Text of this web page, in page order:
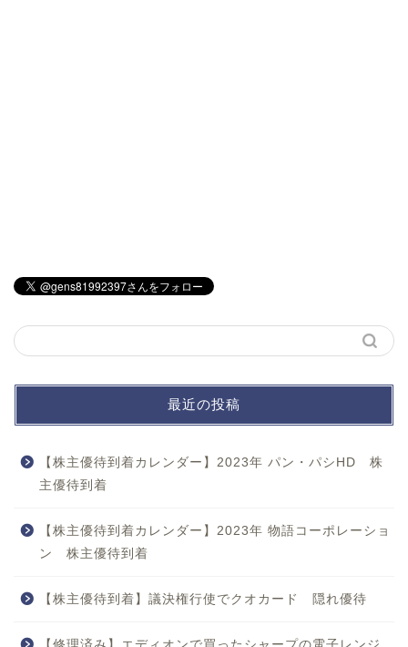
最近の投稿
【株主優待到着カレンダー】2023年 パン・パシHD 株
主優待到着
【株主優待到着カレンダー】2023年 物語コーポレーショ
ン 株主優待到着
【株主優待到着】議決権行使でクオカード 隠れ優待